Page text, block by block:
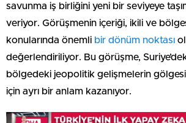
savunma iş birliğini yeni bir seviyeye
veriyor. Görüşmenin içeriği, ikili ve
konularında önemli bir dönüm noktası
değerlendiriliyor. Bu görüşme,
bölgedeki jeopolitik gelişmelerin
için ayrı bir anlam kazanıyor.